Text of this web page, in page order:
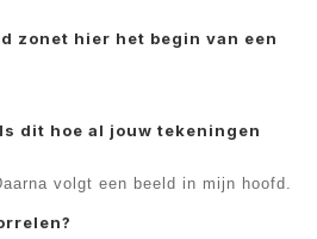
zonet hier het begin van een
dit hoe al jouw tekeningen
volgt een beeld in mijn hoofd.